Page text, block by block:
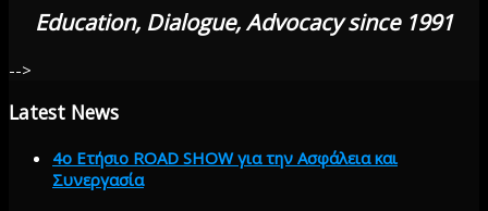
Education, Dialogue, Advocacy since 1991
-->
Latest News
4ο Ετήσιο ROAD SHOW για την Ασφάλεια και
Συνεργασία